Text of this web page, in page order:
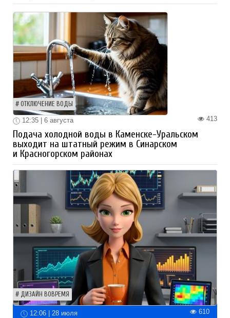
ОТКЛЮЧЕНИЕ ВОДЫ
413
12:35 | 6 августа
Подача холодной воды в Каменске-Уральском
выходит на штатный режим в Синарском
и Красногорском районах
ДИЗАЙН ВОВРЕМЯ
12:06 | 28 июля 610